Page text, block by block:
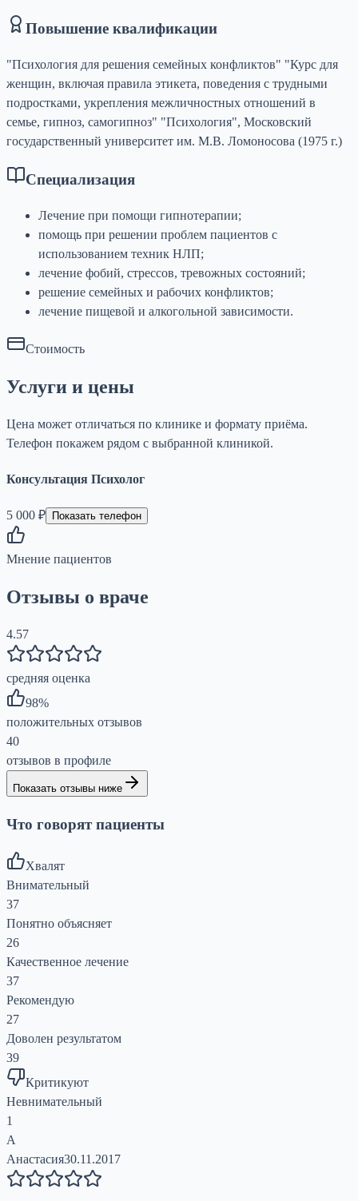
Повышение квалификации
"Психология для решения семейных конфликтов" "Курс для
женщин, включая правила этикета, поведения с трудными
подростками, укрепления межличностных отношений в
семье, гипноз, самогипноз" "Психология", Московский
государственный университет им. М.В. Ломоносова (1975 г.)
Специализация
Лечение при помощи гипнотерапии;
помощь при решении проблем пациентов с
использованием техник НЛП;
лечение фобий, стрессов, тревожных состояний;
решение семейных и рабочих конфликтов;
лечение пищевой и алкогольной зависимости.
Стоимость
Услуги и цены
Цена может отличаться по клинике и формату приёма.
Телефон покажем рядом с выбранной клиникой.
Консультация Психолог
5 000 ₽ Показать телефон
Мнение пациентов
Отзывы о враче
4.57
средняя оценка
98%
положительных отзывов
40
отзывов в профиле
Показать отзывы ниже
Что говорят пациенты
Хвалят
Внимательный
37
Понятно объясняет
26
Качественное лечение
37
Рекомендую
27
Доволен результатом
39
Критикуют
Невнимательный
1
А
Анастасия30.11.2017